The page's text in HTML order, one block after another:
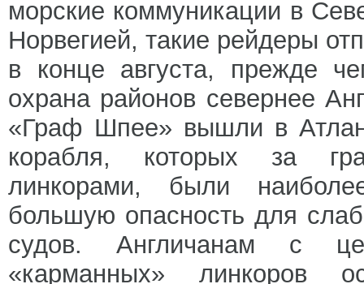
морские коммуникации в
Норвегией, такие рейдеры
в конце августа, прежде
охрана районов севернее
«Граф Шпее» вышли в
корабля, которых за
линкорами, были
большую опасность для
судов. Англичанам с
«карманных» линкоров